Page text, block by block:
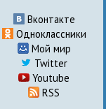
Вконтакте
Одноклассники
Мой мир
Twitter
Youtube
RSS